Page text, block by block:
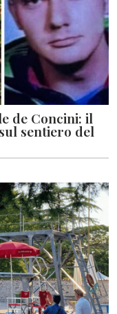
de Concini: il
sentiero del